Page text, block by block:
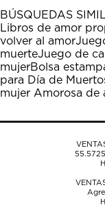
1
estrella
Esta
acción
abrirá
el
formulario
de
estrellas.
Esta
acción
abrirá
el
formulario
de
estrellas.
Esta
acción
abrirá
el
de
Esta
abrirá
el
de
el
BÚSQUEDAS
Libros de amor
volver al amor
muerteJuego de
mujerBolsa
para Día de
mujer Amorosa de